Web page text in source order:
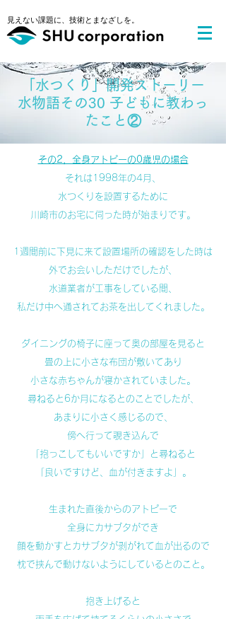
​見えない課題に、技術とまなざしを。
​「水つくり」開発ストーリー
水物語その30 子どもに教わっ
たこと②
その2，全身アトピーの0歳児の場合
それは1998年の4月、
水つくりを設置するために
川崎市のお宅に伺った時が始まりです。
1週間前に下見に来て設置場所の確認をした時は
外でお会いしただけでしたが、
水道業者が工事をしている間、
私だけ中へ通されてお茶を出してくれました。
ダイニングの椅子に座って奥の部屋を見ると
畳の上に小さな布団が敷いてあり
小さな赤ちゃんが寝かされていました。
尋ねると6か月になるとのことでしたが、
あまりに小さく感じるので、
傍へ行って覗き込んで
「抱っこしてもいいですか」と尋ねると
「良いですけど、血が付きますよ」。
生まれた直後からのアトピーで
全身にカサブタができ
顔を動かすとカサブタが剥がれて血が出るので
枕で挟んで動けないようにしているとのこと。
抱き上げると